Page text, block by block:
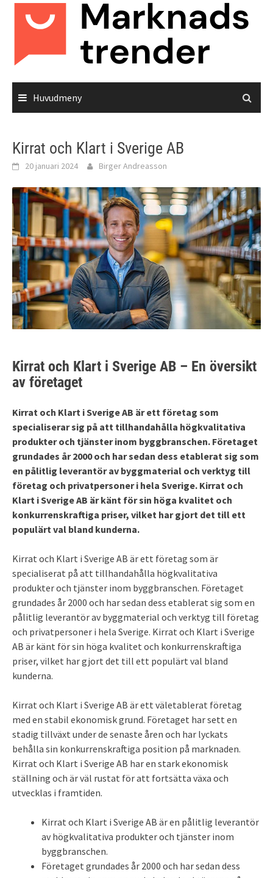
Hoppa
Huvudmeny
Kirrat och Klart i Sverige AB
20 januari 2024 Birger Andreasson
Kirrat och Klart i Sverige AB – En översikt
av företaget
Kirrat och Klart i Sverige AB är ett företag som
specialiserar sig på att tillhandahålla högkvalitativa
produkter och tjänster inom byggbranschen. Företaget
grundades år 2000 och har sedan dess etablerat sig som
en pålitlig leverantör av byggmaterial och verktyg till
företag och privatpersoner i hela Sverige. Kirrat och
Klart i Sverige AB är känt för sin höga kvalitet och
konkurrenskraftiga priser, vilket har gjort det till ett
populärt val bland kunderna.
Kirrat och Klart i Sverige AB är ett företag som är
specialiserat på att tillhandahålla högkvalitativa
produkter och tjänster inom byggbranschen. Företaget
grundades år 2000 och har sedan dess etablerat sig som en
pålitlig leverantör av byggmaterial och verktyg till företag
och privatpersoner i hela Sverige. Kirrat och Klart i Sverige
AB är känt för sin höga kvalitet och konkurrenskraftiga
priser, vilket har gjort det till ett populärt val bland
kunderna.
Kirrat och Klart i Sverige AB är ett väletablerat företag
med en stabil ekonomisk grund. Företaget har sett en
stadig tillväxt under de senaste åren och har lyckats
behålla sin konkurrenskraftiga position på marknaden.
Kirrat och Klart i Sverige AB har en stark ekonomisk
ställning och är väl rustat för att fortsätta växa och
utvecklas i framtiden.
Kirrat och Klart i Sverige AB är en pålitlig leverantör
av högkvalitativa produkter och tjänster inom
byggbranschen.
Företaget grundades år 2000 och har sedan dess